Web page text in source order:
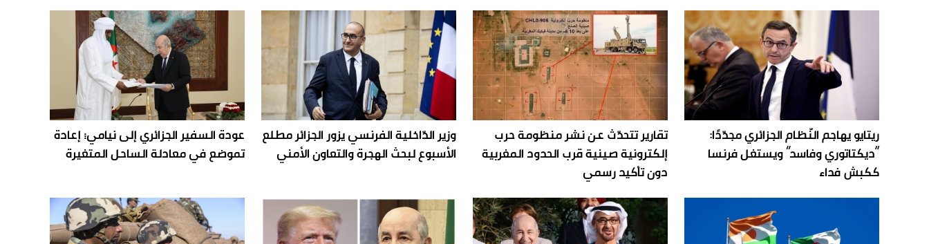
ريتايو يهاجم النّظام الجزائري مجدّدًا:
“ديكتاتوري وفاسد” ويستغل فرنسا
ككبش فداء
تقارير تتحدّث عن نشر منظومة حرب
إلكترونية صينية قرب الحدود المغربية
دون تأكيد رسمي
وزير الدّاخلية الفرنسي يزور الجزائر مطلع
الأسبوع لبحث الهجرة والتعاون الأمني
عودة السفير الجزائري إلى نيامي… إعادة
تموضع في معادلة الساحل المتغيرة